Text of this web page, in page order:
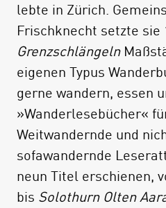
Etappenbeschriebe.
Mit der überarbeiteten
Neuausgabe dieses
fünf Bücher von Bauer
neuem, frischem Layout
lebte in Zürich.
Frischknecht setzte sie
Grenzschlängeln
eigenen Typus
gerne wandern, essen
»Wanderlesebücher«
Weitwandernde und
sofawandernde
neun Titel erschienen,
bis Solothurn Olten